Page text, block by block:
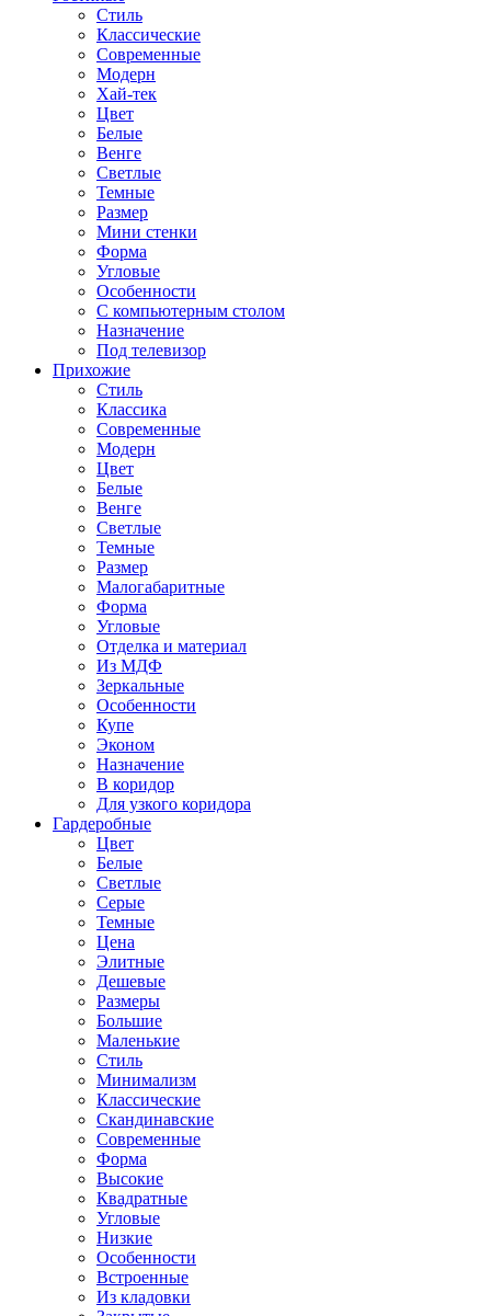
Стиль
Классические
Современные
Модерн
Хай-тек
Цвет
Белые
Венге
Светлые
Темные
Размер
Мини стенки
Форма
Угловые
Особенности
С компьютерным столом
Назначение
Под телевизор
Прихожие
Стиль
Классика
Современные
Модерн
Цвет
Белые
Венге
Светлые
Темные
Размер
Малогабаритные
Форма
Угловые
Отделка и материал
Из МДФ
Зеркальные
Особенности
Купе
Эконом
Назначение
В коридор
Для узкого коридора
Гардеробные
Цвет
Белые
Светлые
Серые
Темные
Цена
Элитные
Дешевые
Размеры
Большие
Маленькие
Стиль
Минимализм
Классические
Скандинавские
Современные
Форма
Высокие
Квадратные
Угловые
Низкие
Особенности
Встроенные
Из кладовки